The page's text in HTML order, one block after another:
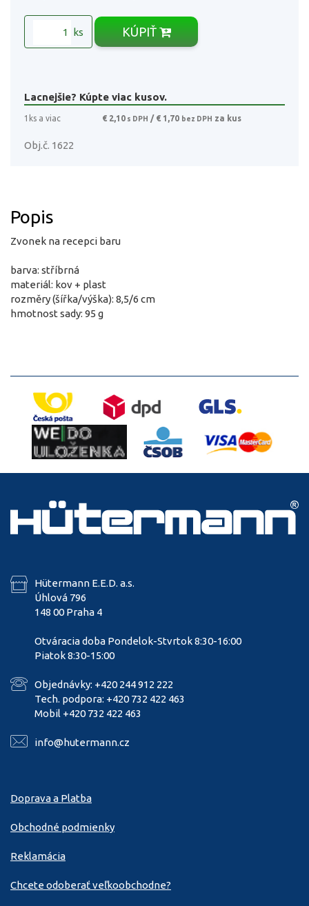
ks KÚPIŤ
Lacnejšie? Kúpte viac kusov.
1ks a viac € 2,10 s DPH / € 1,70 bez DPH za kus
Obj.č. 1622
Popis
Zvonek na recepci baru
barva: stříbrná
materiál: kov + plast
rozměry (šířka/výška): 8,5/6 cm
hmotnost sady: 95 g
Hütermann E.E.D. a.s.
Úhlová 796
148 00 Praha 4
Otváracia doba Pondelok-Stvrtok 8:30-16:00
Piatok 8:30-15:00
Objednávky: +420 244 912 222
Tech. podpora: +420 732 422 463
Mobil +420 732 422 463
info@hutermann.cz
Doprava a Platba
Obchodné podmienky
Reklamácia
Chcete odoberať veľkoobchodne?